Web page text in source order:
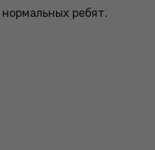
нормальных ребят.